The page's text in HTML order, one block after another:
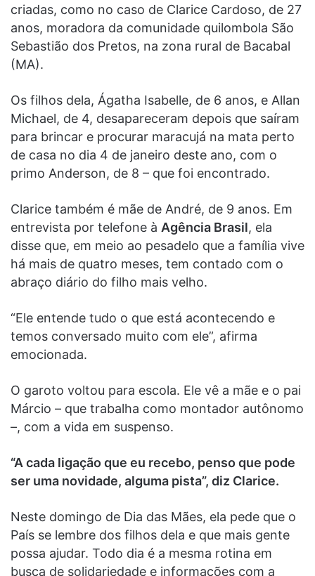
criadas, como no caso de Clarice Cardoso, de 27
anos, moradora da comunidade quilombola São
Sebastião dos Pretos, na zona rural de Bacabal
(MA).
Os filhos dela, Ágatha Isabelle, de 6 anos, e Allan
Michael, de 4, desapareceram depois que saíram
para brincar e procurar maracujá na mata perto
de casa no dia 4 de janeiro deste ano, com o
primo Anderson, de 8 – que foi encontrado.
Clarice também é mãe de André, de 9 anos. Em
entrevista por telefone à Agência Brasil, ela
disse que, em meio ao pesadelo que a família vive
há mais de quatro meses, tem contado com o
abraço diário do filho mais velho.
“Ele entende tudo o que está acontecendo e
temos conversado muito com ele”, afirma
emocionada.
O garoto voltou para escola. Ele vê a mãe e o pai
Márcio – que trabalha como montador autônomo
–, com a vida em suspenso.
“A cada ligação que eu recebo, penso que pode
ser uma novidade, alguma pista”, diz Clarice.
Neste domingo de Dia das Mães, ela pede que o
País se lembre dos filhos dela e que mais gente
possa ajudar. Todo dia é a mesma rotina em
busca de solidariedade e informações com a